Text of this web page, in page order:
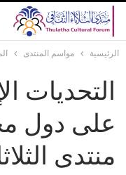
الرئيسية مواسم المنتدى
التحديات
على دول
منتدى